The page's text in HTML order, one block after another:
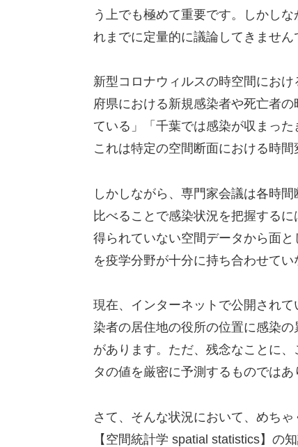
う上でも極めて重要です。しかし
れまでに定量的に議論してきません
新型コロナウィルスの時空間にお
府県における新規感染者や死亡者
ている」「千葉では感染が収まっ
これは特定の空間断面における時
しかしながら、専門家会議は各時
比べることで感染状況を把握する
得られていない空間データから面
を疫学分野が十分に持ち合わせてい
現在、インターネットで公開され
染者の居住地の役所の位置に感染
があります。ただ、残念なことに
タの値を厳密に予測するものではあ
さて、そんな状況において、めち
【空間統計学 spatial statistics】の